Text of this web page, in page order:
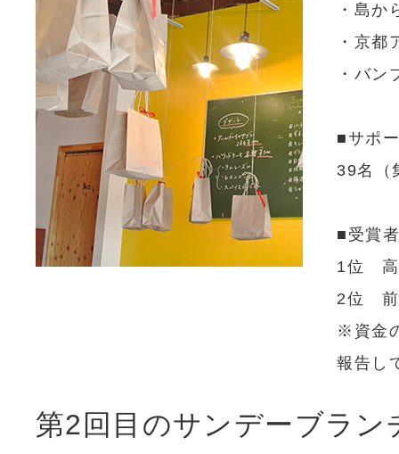
・島か
・京都
・バン
■サポ
39名（
■受賞者
1位 高
2位 前
※資金
報告し
第2回目のサンデーブラ